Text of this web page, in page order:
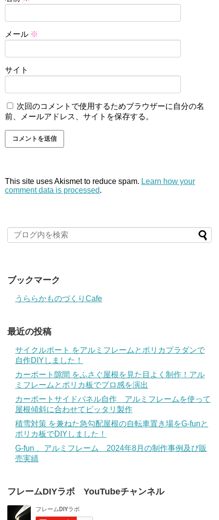
メール ※
サイト
次回のコメントで使用するためブラウザーに自分の名
前、メールアドレス、サイトを保存する。
This site uses Akismet to reduce spam. Learn how your
comment data is processed.
ブックマーク
うららかものづくりCafe
最近の投稿
サイクルポート をアルミフレームとポリカプラダンで
自作DIYしました！
カーポート隙間 をふさぐ屋根を見た目よく制作！アル
ミフレームとポリカ板でプロ感を演出
カーポートサイドパネル自作 アルミフレームを使って
屋根傾斜に合わせてピッタリ製作
積雪対策 を兼ねた急勾配屋根の自転車置き場をG-funと
ポリカ板でDIYしました！
G-fun 、アルミフレーム 2024年8月の制作事例及び販
売実績
フレームDIYラボ YouTubeチャンネル